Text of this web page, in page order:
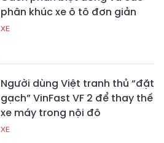
phân khúc xe ô tô đơn giản
XE
Người dùng Việt tranh thủ “đặt
gạch” VinFast VF 2 để thay thế
xe máy trong nội đô
XE